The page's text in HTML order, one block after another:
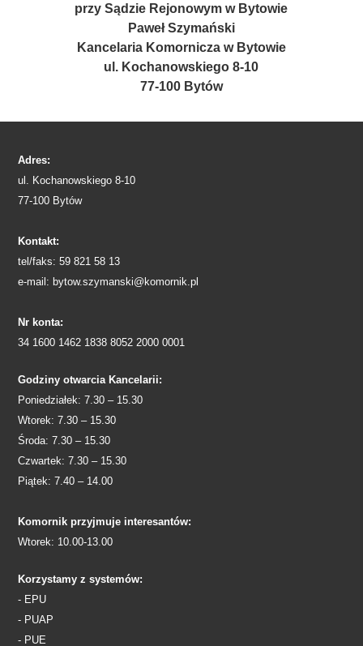
przy Sądzie Rejonowym w Bytowie
Paweł Szymański
Kancelaria Komornicza w Bytowie
ul. Kochanowskiego 8-10
77-100 Bytów
Adres:
ul. Kochanowskiego 8-10
77-100 Bytów
Kontakt:
tel/faks: 59 821 58 13
e-mail: bytow.szymanski@komornik.pl
Nr konta:
34 1600 1462 1838 8052 2000 0001
Godziny otwarcia Kancelarii:
Poniedziałek: 7.30 – 15.30
Wtorek: 7.30 – 15.30
Środa: 7.30 – 15.30
Czwartek: 7.30 – 15.30
Piątek: 7.40 – 14.00
Komornik przyjmuje interesantów:
Wtorek: 10.00-13.00
Korzystamy z systemów:
- EPU
- PUAP
- PUE